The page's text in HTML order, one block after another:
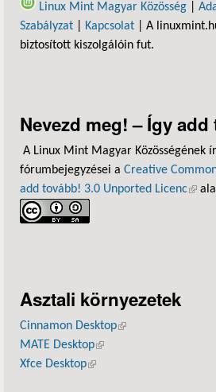
Linux Mint Magyar Közösség
Szabályzat
Kapcsolat | A
biztosított kiszolgálóin fut.
Nevezd meg! – Így add
A Linux Mint Magyar Közösségének
fórumbejegyzései a Creative
add tovább! 3.0 Unported Licenc
Asztali környezetek
Cinnamon Desktop(külső hivatkozás)
MATE Desktop(külső hivatkozás)
Xfce Desktop(külső hivatkozás)